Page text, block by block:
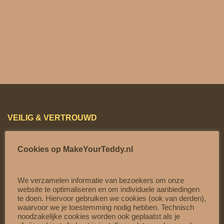
I
C
A
a
a
n
t
VEILIG & VERTROUWD
Gratis verzending vanaf €60,-
verzonden
Officiële Partner van:Teddy Mountain| Cuddles &
Friends|The Bear Factory|Teddy Tastic|Be My
Cookies op MakeYourTeddy.nl
We verzamelen informatie van bezoekers om onze
website te optimaliseren en om individuele aanbiedingen
te doen. Hiervoor gebruiken we cookies (ook van derden),
waarvoor we je toestemming nodig hebben. Technisch
noodzakelijke cookies worden ook geplaatst als je